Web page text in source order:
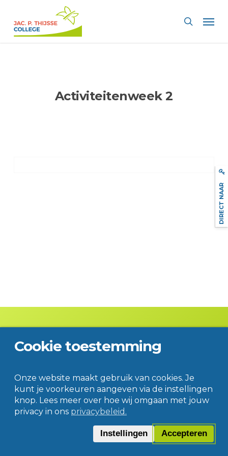
main
search
Activiteitenweek 2
© Jac. P. Thijsse College
DIRECT NAAR
Cookie toestemming
Onze website maakt gebruik van cookies. Je
kunt je voorkeuren aangeven via de instellingen
knop. Lees meer over hoe wij omgaan met jouw
privacy in ons privacybeleid.
Instellingen Accepteren